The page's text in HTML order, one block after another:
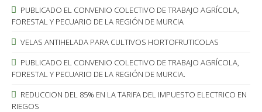
PUBLICADO EL CONVENIO COLECTIVO DE TRABAJO AGRÍCOLA,
FORESTAL Y PECUARIO DE LA REGIÓN DE MURCIA
VELAS ANTIHELADA PARA CULTIVOS HORTOFRUTICOLAS
PUBLICADO EL CONVENIO COLECTIVO DE TRABAJO AGRÍCOLA,
FORESTAL Y PECUARIO DE LA REGIÓN DE MURCIA.
REDUCCION DEL 85% EN LA TARIFA DEL IMPUESTO ELECTRICO EN
RIEGOS